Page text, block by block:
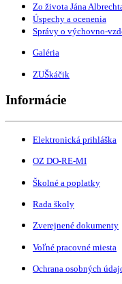
Zo života Jána
Úspechy a ocenenia
Správy o výchovno-
Galéria
ZUŠkáčik
Informácie
Elektronická prihláška
OZ DO-RE-MI
Školné a poplatky
Rada školy
Zverejnené dokumenty
Voľné pracovné miesta
Ochrana osobných